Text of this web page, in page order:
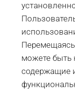
можете быть
содержащие